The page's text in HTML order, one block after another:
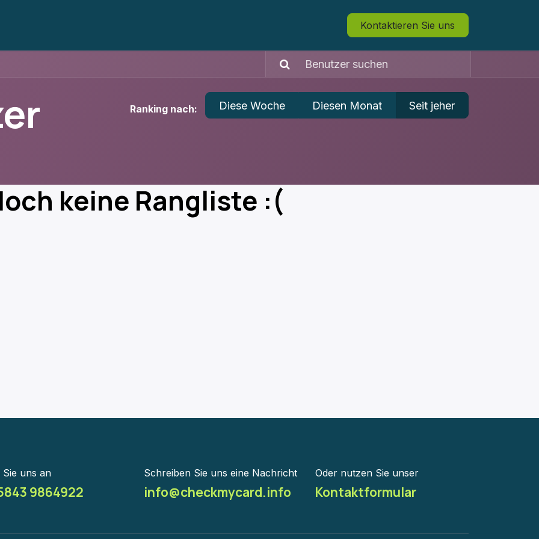
Kontaktieren Sie uns
Ranking nach: Diese Woche Diesen Monat Seit jeher
keine Rangliste :(
Sie uns an
9864922
Schreiben Sie uns eine Nachricht
info@checkmycard.info
Oder nutzen Sie unser
Kontaktformular